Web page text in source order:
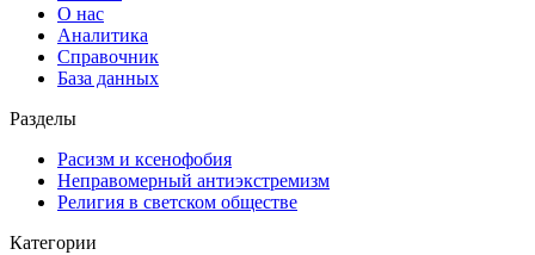
О нас
Аналитика
Справочник
База данных
Разделы
Расизм и ксенофобия
Неправомерный антиэкстремизм
Религия в светском обществе
Категории